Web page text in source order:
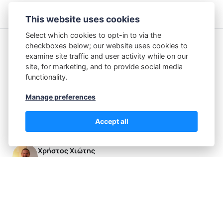
Featured Posts
Από την Εκτέλεση στην Πρόθεση
Η Ευλογία της Αβεβαιότητας
Authors
Χρήστος Χιώτης
This website uses cookies
Select which cookies to opt-in to via the
checkboxes below; our website uses cookies to
examine site traffic and user activity while on our
site, for marketing, and to provide social media
functionality.
Manage preferences
Accept all